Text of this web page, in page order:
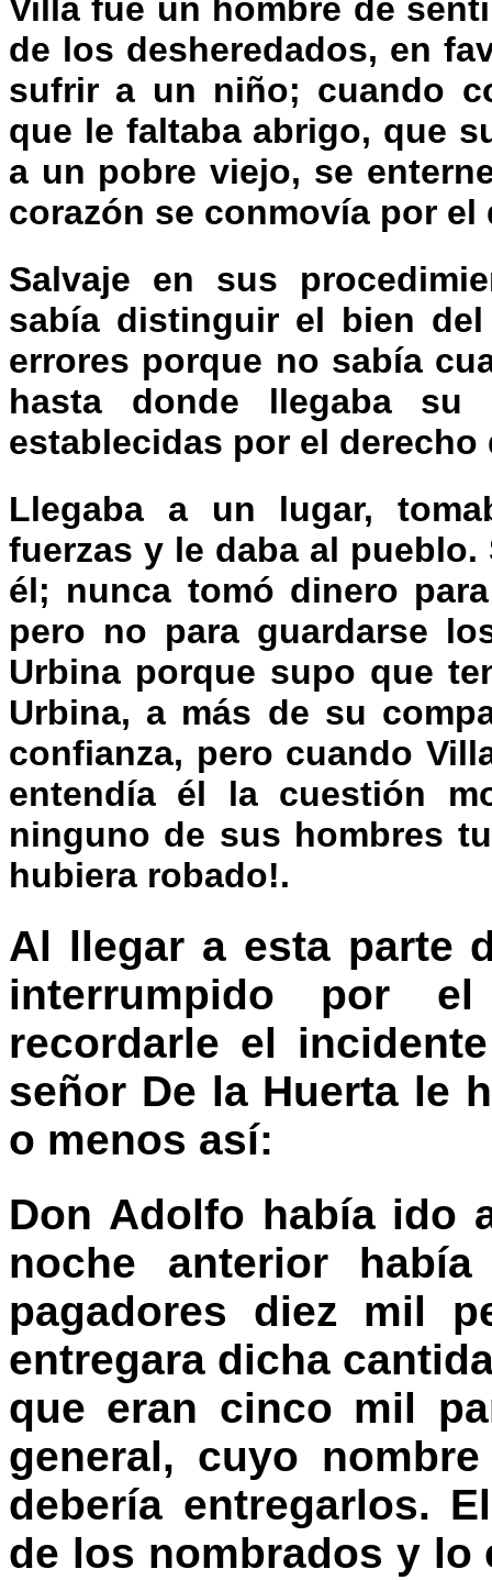
Villa fue un hombre de
de los desheredados, en
sufrir a un niño; cuando
que le faltaba abrigo, que
a un pobre viejo, se
corazón se conmovía por
Salvaje en sus
sabía distinguir el bien
errores porque no sabía
hasta donde llegaba su
establecidas por el
Llegaba a un lugar,
fuerzas y le daba al
él; nunca tomó dinero
pero no para guardarse
Urbina porque supo que
Urbina, a más de su
confianza, pero cuando
entendía él la cuestión
ninguno de sus hombres
hubiera robado!.
Al llegar a esta parte
interrumpido por
recordarle el
señor De la Huerta le
o menos así:
Don Adolfo había ido
noche anterior
pagadores diez mil
entregara dicha
que eran cinco mil
general, cuyo
debería entregarlos.
de los nombrados y lo